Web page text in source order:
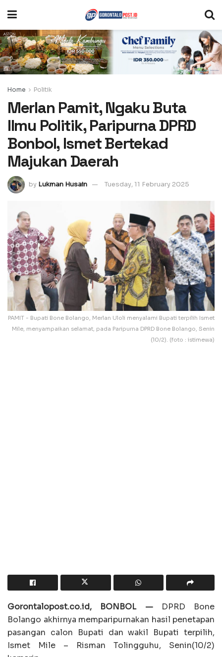
Home Politik
Merlan Pamit, Ngaku Buta
Ilmu Politik, Paripurna DPRD
Bonbol, Ismet Bertekad
Majukan Daerah
by Lukman Husain Tuesday, 11 February 2025
PAMIT - Bupati Bone Bolango, Merlan Uloli menyalami Bupati terpilih Ismet
Mile, menyampaikan selamat, pada Paripurna DPRD Bone Bolango, Senin
(10/2). (foto : istimewa)
Gorontalopost.co.id, BONBOL —DPRD Bone
Bolango akhirnya memparipurnakan hasil penetapan
pasangan calon Bupati dan wakil Bupati terpilih,
Ismet Mile – Risman Tolingguhu, Senin(10/2)